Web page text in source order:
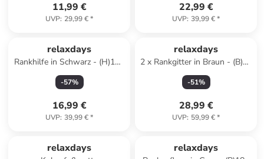
11,99 €
UVP: 29,99 €*
22,99 €
UVP: 39,99 €*
relaxdays
Rankhilfe in Schwarz - (H)190
cm
-57%
16,99 €
UVP: 39,99 €*
relaxdays
2 x Rankgitter in Braun - (B)35
x (H)116 cm
-51%
28,99 €
UVP: 59,99 €*
relaxdays relaxdays